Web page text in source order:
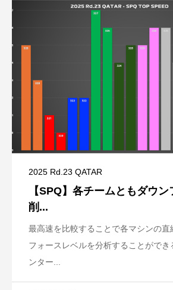
2025 Rd.23 QATAR
【SPQ】各チームともダウ
削...
最高速を比較することで各マシンの直
フォースレベルを分析することができ
ンター...